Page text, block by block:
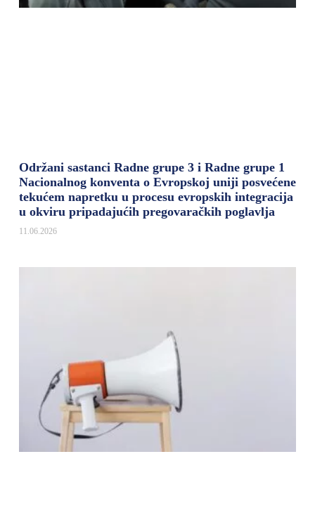
Održani sastanci Radne grupe 3 i Radne grupe 1
Nacionalnog konventa o Evropskoj uniji posvećene
tekućem napretku u procesu evropskih integracija
u okviru pripadajućih pregovaračkih poglavlja
11.06.2026